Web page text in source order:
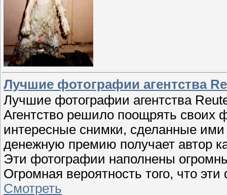
Лучшие фотографии агентства
Лучшие фотографии агентства
Агентство решило поощрять своих
интересные снимки, сделанные
денежную премию получает автор
Эти фотографии наполнены
Огромная вероятность того, что
Смотреть